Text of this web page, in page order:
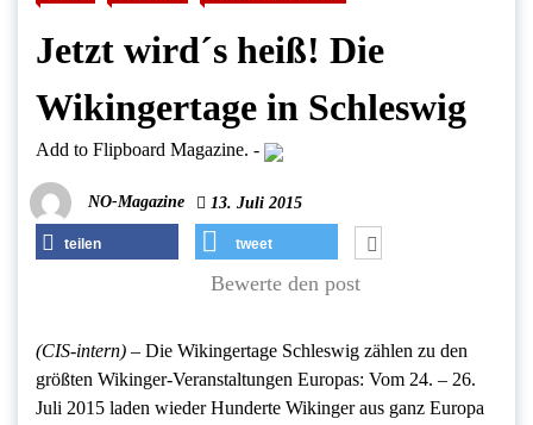
Jetzt wird´s heiß! Die
Wikingertage in Schleswig
Add to Flipboard Magazine. -
NO-Magazine 13. Juli 2015
teilen tweet
Bewerte den post
(CIS-intern) – Die Wikingertage Schleswig zählen zu den
größten Wikinger-Veranstaltungen Europas: Vom 24. – 26.
Juli 2015 laden wieder Hunderte Wikinger aus ganz Europa